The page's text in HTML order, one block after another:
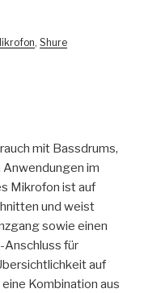
, Shure
mit Bassdrums,
Anwendungen im
Mikrofon ist auf
und weist
sowie einen
für
auf
Kombination aus